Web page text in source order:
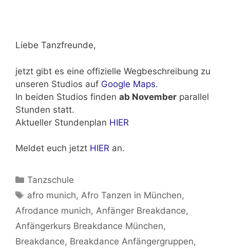
Liebe Tanzfreunde,
jetzt gibt es eine offizielle Wegbeschreibung zu
unseren Studios auf Google Maps.
In beiden Studios finden ab November parallel
Stunden statt.
Aktueller Stundenplan HIER
Meldet euch jetzt HIER an.
Kategorien
Tanzschule
Schlagwörter
afro munich,Afro Tanzen in München,
Afrodance munich, Anfänger Breakdance,
Anfängerkurs Breakdance München,
Breakdance, Breakdance Anfängergruppen,